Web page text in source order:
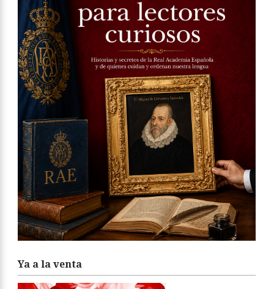
Ya a la venta